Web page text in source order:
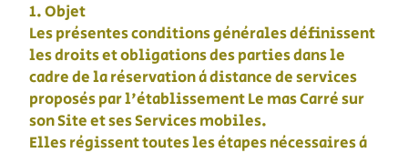
1. Objet
Les présentes conditions générales définissent
les droits et obligations des parties dans le
cadre de la réservation à distance de services
proposés par l'établissement Le mas Carré sur
son Site et ses Services mobiles.
Elles régissent toutes les étapes nécessaires à